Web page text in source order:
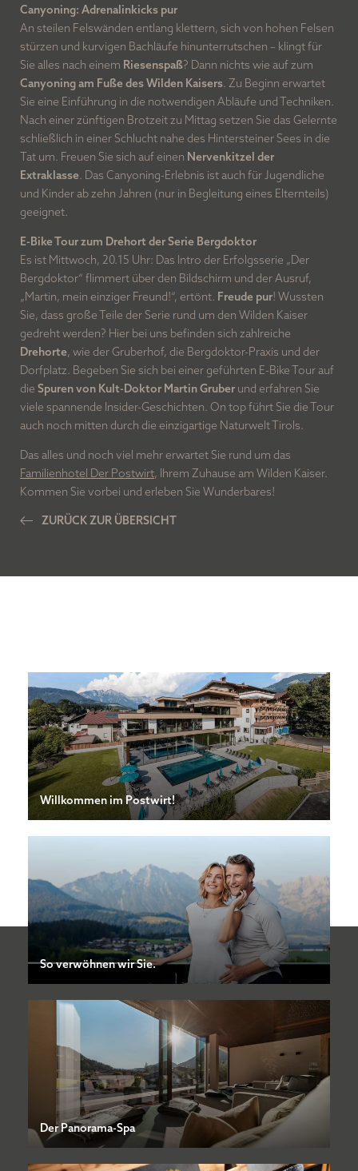
Canyoning: Adrenalinkicks pur
An steilen Felswänden entlang klettern, sich von hohen Felsen
stürzen und kurvigen Bachläufe hinunterrutschen – klingt für
Sie alles nach einem Riesenspaß? Dann nichts wie auf zum
Canyoning am Fuße des Wilden Kaisers . Zu Beginn erwartet
Sie eine Einführung in die notwendigen Abläufe und Techniken.
Nach einer zünftigen Brotzeit zu Mittag setzen Sie das Gelernte
schließlich in einer Schlucht nahe des Hintersteiner Sees in die
Tat um. Freuen Sie sich auf einen Nervenkitzel der
Extraklasse . Das Canyoning-Erlebnis ist auch für Jugendliche
und Kinder ab zehn Jahren (nur in Begleitung eines Elternteils)
geeignet.
E-Bike Tour zum Drehort der Serie Bergdoktor
Es ist Mittwoch, 20.15 Uhr: Das Intro der Erfolgsserie „Der
Bergdoktor“ flimmert über den Bildschirm und der Ausruf,
„Martin, mein einziger Freund!“, ertönt. Freude pur! Wussten
Sie, dass große Teile der Serie rund um den Wilden Kaiser
gedreht werden? Hier bei uns befinden sich zahlreiche
Drehorte, wie der Gruberhof, die Bergdoktor-Praxis und der
Dorfplatz. Begeben Sie sich bei einer geführten E-Bike Tour auf
die Spuren von Kult-Doktor Martin Gruber und erfahren Sie
viele spannende Insider-Geschichten. On top führt Sie die Tour
auch noch mitten durch die einzigartige Naturwelt Tirols.
Das alles und noch viel mehr erwartet Sie rund um das
Familienhotel Der Postwirt, Ihrem Zuhause am Wilden Kaiser.
Kommen Sie vorbei und erleben Sie Wunderbares!
ZURÜCK ZUR ÜBERSICHT
Willkommen im Postwirt!
So verwöhnen wir Sie.
Der Panorama-Spa
ANMELDUNG
VORNAME
NACHNAME
E-MAIL
Ich habe dieDatenschutzerklärung
zur
Kenntnis genommen.